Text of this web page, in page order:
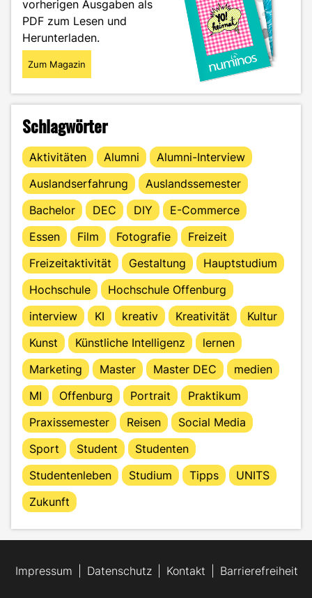
bist"
vorherigen Ausgaben als
PDF zum Lesen und
Herunterladen.
Zum Magazin
Schlagwörter
Aktivitäten Alumni
Alumni-Interview
Auslandserfahrung
Auslandssemester
Bachelor
DEC DIY
E-Commerce
Essen
Film Fotografie
Freizeit
Freizeitaktivität
Gestaltung
Hauptstudium
Hochschule
Hochschule Offenburg
interview
KI kreativ Kreativität
Kultur
Kunst
Künstliche Intelligenz
lernen
Marketing
Master Master DEC
medien
MI
Offenburg Portrait
Praktikum
Praxissemester
Reisen
Social Media
Sport
Student
Studenten
Studentenleben
Studium Tipps
UNITS
Zukunft
Impressum Datenschutz Kontakt Barrierefreiheit